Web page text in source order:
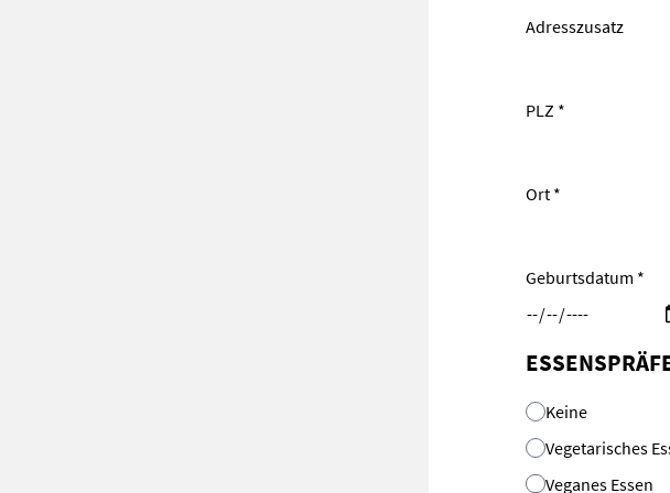
Adresszusatz
PLZ *
Ort *
Geburtsdatum *
Keine
Vegetarisches
Veganes Essen